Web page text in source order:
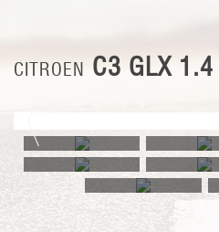
CITROEN C3 GLX 1.4